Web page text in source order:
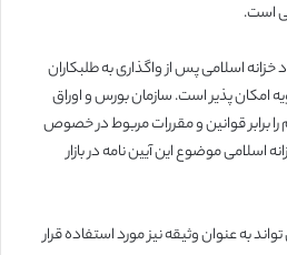
است.
خزانه اسلامی پس از واگذاری به طلبکاران
امکان پذیر است. سازمان بورس و اوراق
برابر قوانین و مقررات مربوط در خصوص
اسلامی موضوع این آیین نامه در بازار
به عنوان وثیقه نیز مورد استفاده قرار